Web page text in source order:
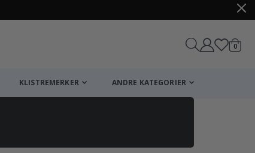
0varer
KLISTREMERKER ANDRE KATEGORIER